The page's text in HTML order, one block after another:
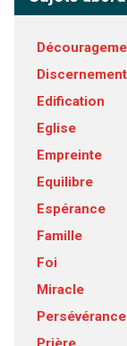
Discernement
Edification
Eglise
Empreinte
Equilibre
Espérance
Famille
Foi
Miracle
Persévérance